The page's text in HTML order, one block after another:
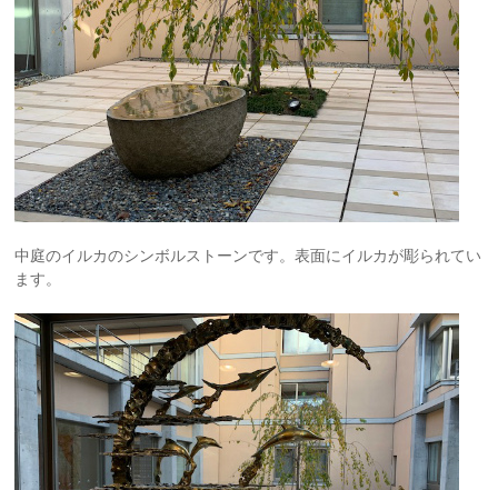
中庭のイルカのシンボルストーンです。表面にイルカが彫られてい
ます。